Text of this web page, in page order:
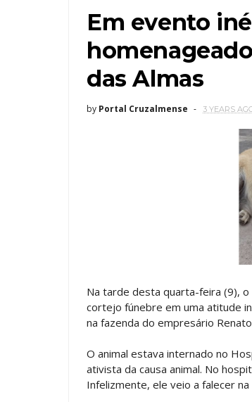
Em evento
das Almas
by Portal Cruzalmense 3 YEARS
Na tarde desta quarta-feira (9), o
cortejo fúnebre em uma atitude
na fazenda do empresário
O animal estava internado no
ativista da causa animal. No
Infelizmente, ele veio a falecer